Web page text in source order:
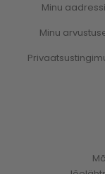
Minu
Minu